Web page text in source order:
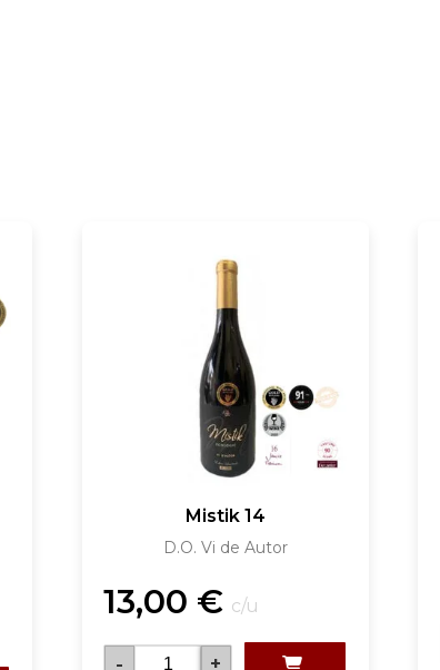
Mistik 14
D.O. Vi de Autor
13,00 € c/u
- +